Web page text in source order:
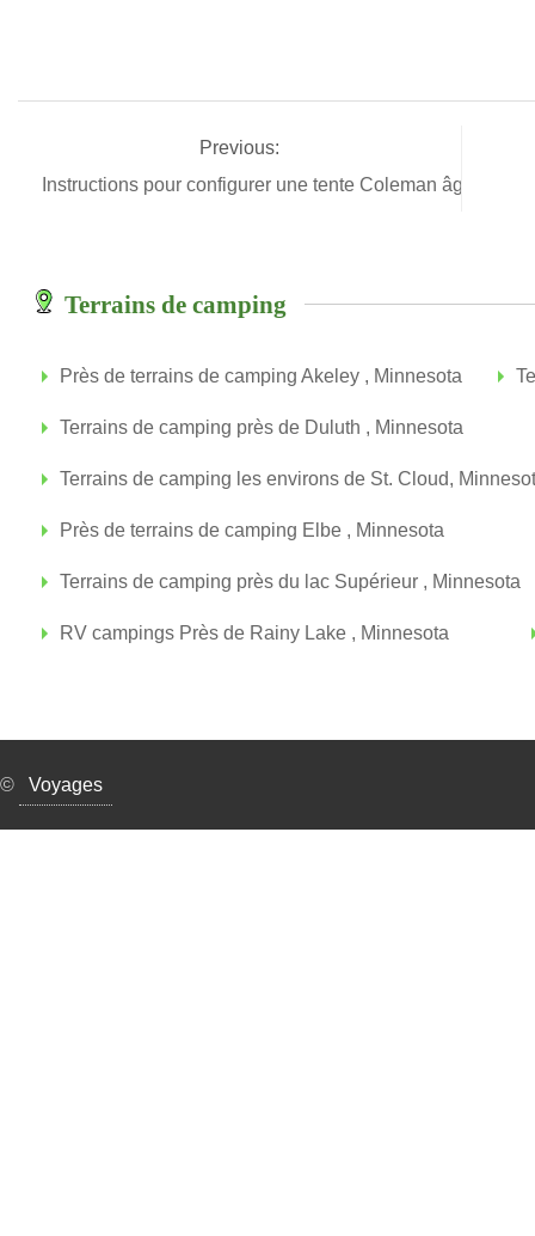
Previous:
Instructions pour configurer une tente Coleman âgé
Terrains de camping
Près de terrains de camping Akeley , Minnesota
Terrains de camping près de Duluth , Minnesota
Terrains de camping les environs de St. Cloud,
Près de terrains de camping Elbe , Minnesota
Terrains de camping près du lac Supérieur , Minnesota
RV campings Près de Rainy Lake , Minnesota
© Voyages